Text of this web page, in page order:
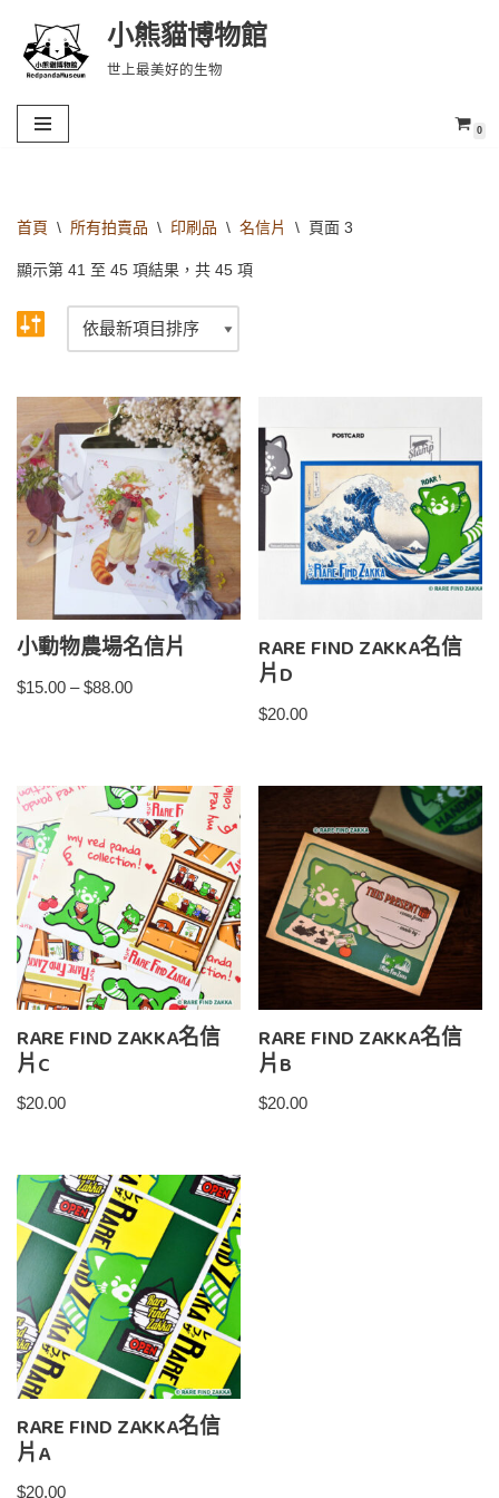
Skip
content
小熊貓博物館
世上最美好的生物
0
首頁 \ 所有拍賣品 \ 印刷品 \ 名信片 \ 頁面 3
顯示第 41 至 45 項結果，共 45 項
小動物農場名信片
$15.00 – $88.00
RARE FIND ZAKKA名信
片D
$20.00
RARE FIND ZAKKA名信
片C
$20.00
RARE FIND ZAKKA名信
片B
$20.00
RARE FIND ZAKKA名信
片A
$20.00